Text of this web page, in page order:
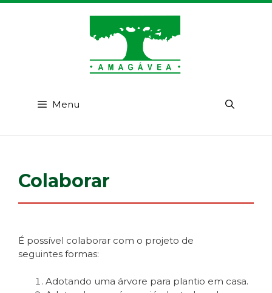
Pular
Menu
Colaborar
É possível colaborar com o projeto de
seguintes formas:
Adotando uma árvore para plantio em casa.